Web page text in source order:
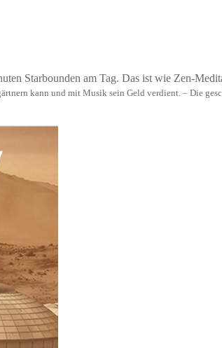
Starbounden am Tag. Das ist wie Zen-
kann und mit Musik sein Geld verdient. –Die